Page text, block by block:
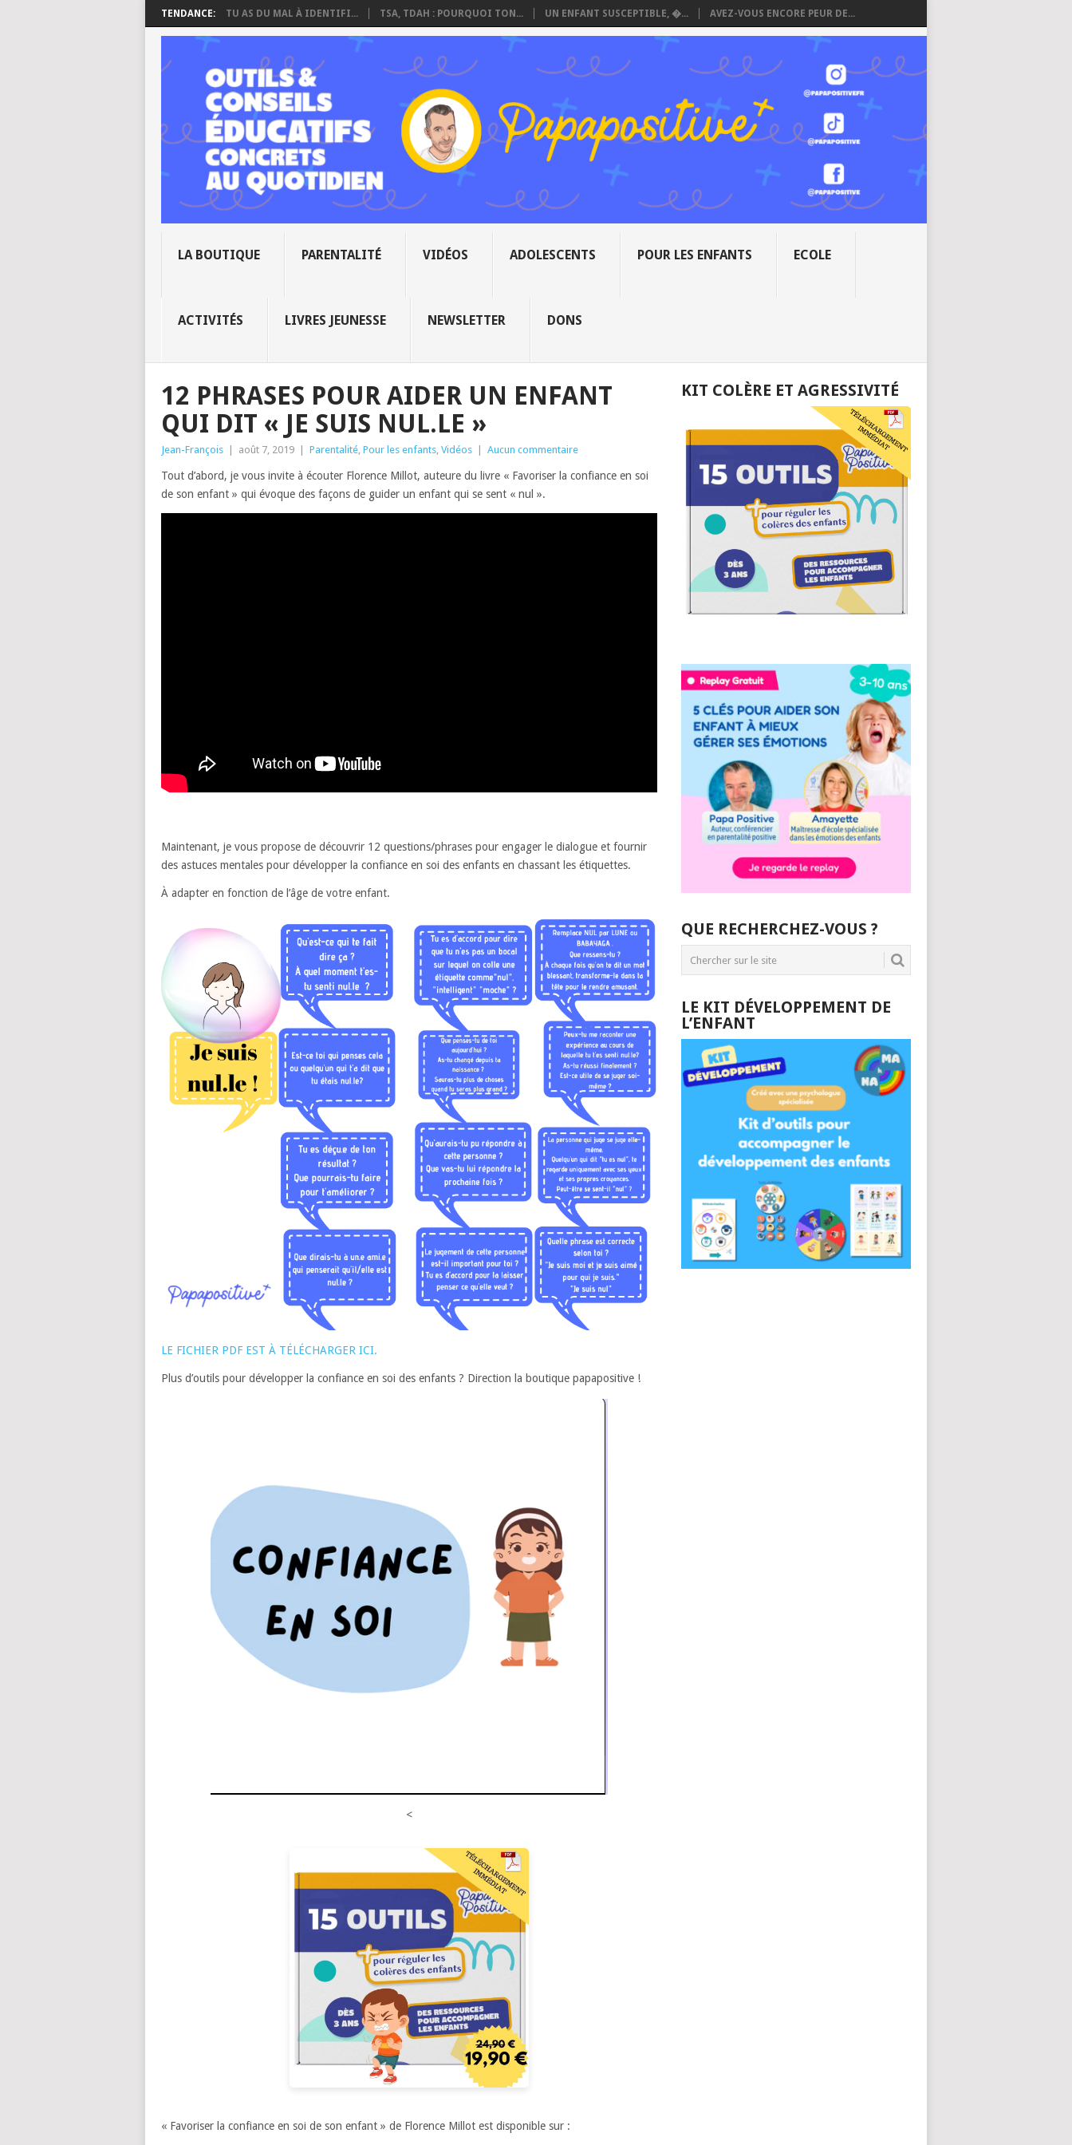
TENDANCE: TU AS DU MAL À IDENTIFI... TSA, TDAH : POURQUOI TON... UN ENFANT SUSCEPTIBLE, �... AVEZ-VOUS ENCORE PEUR DE...
LA BOUTIQUE PARENTALITÉ VIDÉOS ADOLESCENTS POUR LES ENFANTS ECOLE
ACTIVITÉS LIVRES JEUNESSE NEWSLETTER DONS
12 PHRASES POUR AIDER UN ENFANT
QUI DIT « JE SUIS NUL.LE »
Jean-François août 7, 2019 Parentalité Pour les enfants Vidéos Aucun commentaire
Tout d’abord, je vous invite à écouter Florence Millot, auteure du livre « Favoriser la confiance en soi
de son enfant » qui évoque des façons de guider un enfant qui se sent « nul ».
Maintenant, je vous propose de découvrir 12 questions/phrases pour engager le dialogue et fournir
des astuces mentales pour développer la confiance en soi des enfants en chassant les étiquettes.
À adapter en fonction de l’âge de votre enfant.
LE FICHIER PDF EST À TÉLÉCHARGER ICI.
Plus d’outils pour développer la confiance en soi des enfants ? Direction la boutique papapositive !
<
« Favoriser la confiance en soi de son enfant » de Florence Millot est disponible sur :
KIT COLÈRE ET AGRESSIVITÉ
QUE RECHERCHEZ-VOUS ?
LE KIT DÉVELOPPEMENT DE
L’ENFANT